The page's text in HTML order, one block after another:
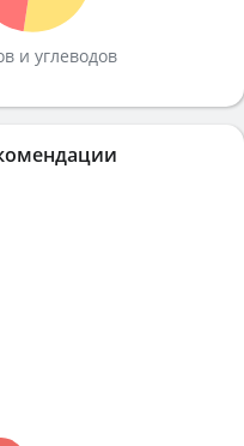
и углеводов